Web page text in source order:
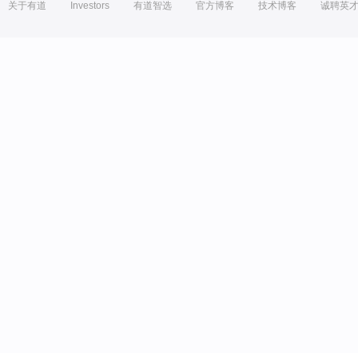
关于有道 Investors 有道智选 官方博客 技术博客 诚聘英才